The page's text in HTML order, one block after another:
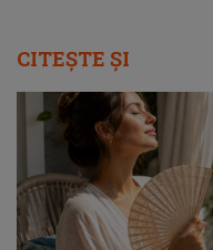
CITEȘTE ȘI